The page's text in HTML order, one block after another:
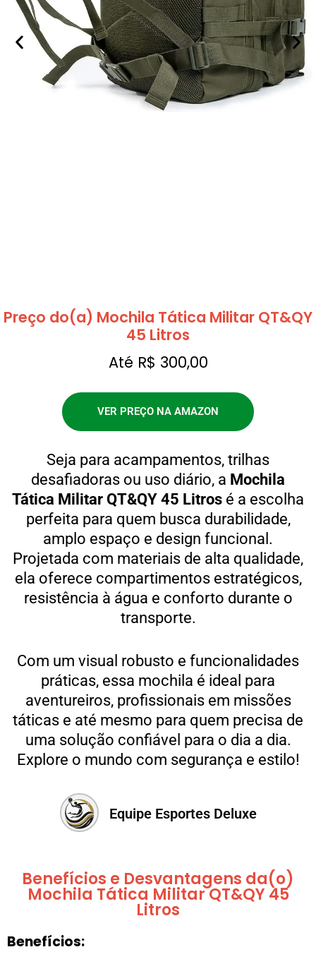
Preço do(a) Mochila Tática Militar QT&QY
45 Litros
Até R$ 300,00
VER PREÇO NA AMAZON
Seja para acampamentos, trilhas
desafiadoras ou uso diário, a Mochila
Tática Militar QT&QY 45 Litros é a escolha
perfeita para quem busca durabilidade,
amplo espaço e design funcional.
Projetada com materiais de alta qualidade,
ela oferece compartimentos estratégicos,
resistência à água e conforto durante o
transporte.
Com um visual robusto e funcionalidades
práticas, essa mochila é ideal para
aventureiros, profissionais em missões
táticas e até mesmo para quem precisa de
uma solução confiável para o dia a dia.
Explore o mundo com segurança e estilo!
Equipe Esportes Deluxe
Benefícios e Desvantagens da(o)
Mochila Tática Militar QT&QY 45
Litros
Benefícios: